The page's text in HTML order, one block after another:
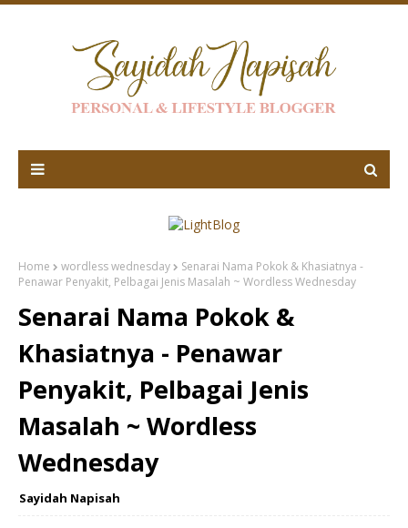
Home wordless wednesday
Senarai Nama Pokok & Khasiatnya -
Penawar Penyakit, Pelbagai Jenis Masalah ~ Wordless Wednesday
Senarai Nama Pokok &
Khasiatnya - Penawar
Penyakit, Pelbagai Jenis
Masalah ~ Wordless
Wednesday
Sayidah Napisah